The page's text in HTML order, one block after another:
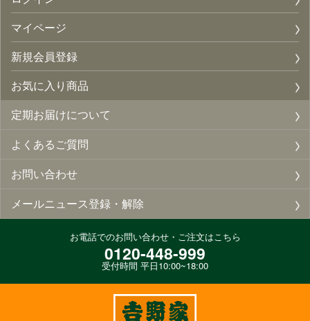
マイページ
新規会員登録
お気に入り商品
定期お届けについて
よくあるご質問
お問い合わせ
メールニュース登録・解除
お電話でのお問い合わせ・ご注文はこちら
0120-448-999
受付時間 平日10:00~18:00